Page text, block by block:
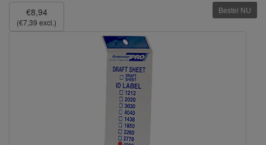
€8,94
(€7,39 excl.)
Bestel NU